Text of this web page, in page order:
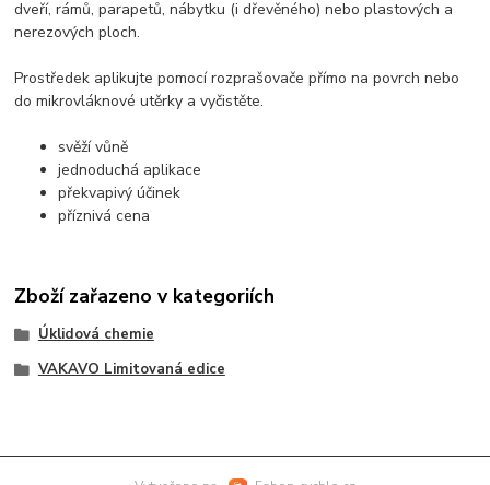
dveří, rámů, parapetů, nábytku (i dřevěného) nebo plastových a
nerezových ploch.
Prostředek aplikujte pomocí rozprašovače přímo na povrch nebo
do mikrovláknové utěrky a vyčistěte.
svěží vůně
jednoduchá aplikace
překvapivý účinek
příznivá cena
Zboží zařazeno v kategoriích
Úklidová chemie
VAKAVO Limitovaná edice